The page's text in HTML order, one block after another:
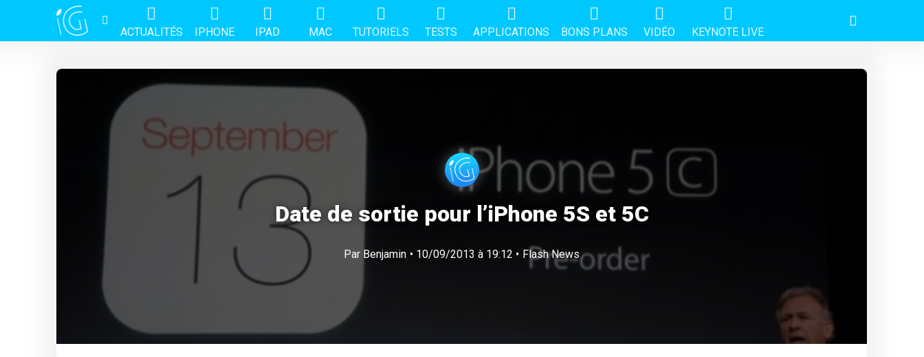
ACTUALITÉS IPHONE IPAD MAC TUTORIELS TESTS APPLICATIONS BONS PLANS VIDÉO KEYNOTE LIVE
Date de sortie pour l’iPhone 5S et 5C
Par Benjamin • 10/09/2013 à 19:12 • Flash News